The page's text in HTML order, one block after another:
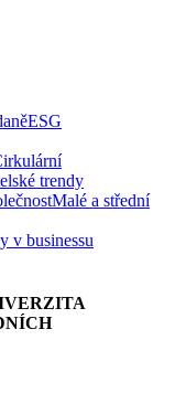
ESG
trendy
Malé a střední
v businessu